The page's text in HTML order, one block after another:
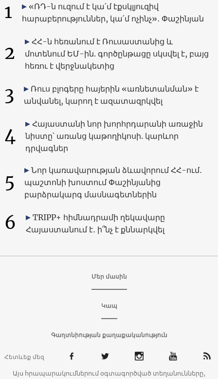
1
«ՌԴ-ն ուզում է կա՛մ էքսկլյուզիվ
հարաբերություններ, կա՛մ ոչինչ»․ Փաշինյան
2
ՀՀ-ն հեռանում է Ռուսաստանից և
մոտենում ԵՄ-ին. գործընթացը սկսվել է, բայց
հեռու է վերջնակետից
3
Ռուս բլոգերը հայերին «առնետանման» է
անվանել, կարող է ազատազրկվել
4
Հայաստանի նոր խորհրդարանի առաջին
նիստը՝ առանց կաթողիկոսի. կարևոր
դրվագներ
5
Նոր կառավարության ձևավորում ՀՀ-ում․
պաշտոնի խոստում Փաշինյանից
բարձրակարգ մասնագետներին
6
TRIPP+ հիմնադրամի ղեկավարը
Հայաստանում է․ ի՞նչ է քննարկվել
Մեր մասին
Կապ
Գաղտնիության քաղաքականություն
Հետևեք մեզ
Այս հրապարակումներում օգտագործված տեղանունները,